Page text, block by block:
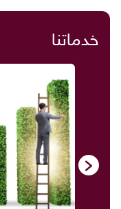
خدماتنا